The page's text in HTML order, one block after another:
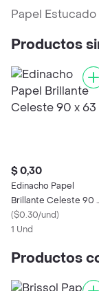
Papel
Productos
$ 0,30
Edinacho Papel
Brillante Celeste 90
63
($0.30/und)
1 Und
Productos